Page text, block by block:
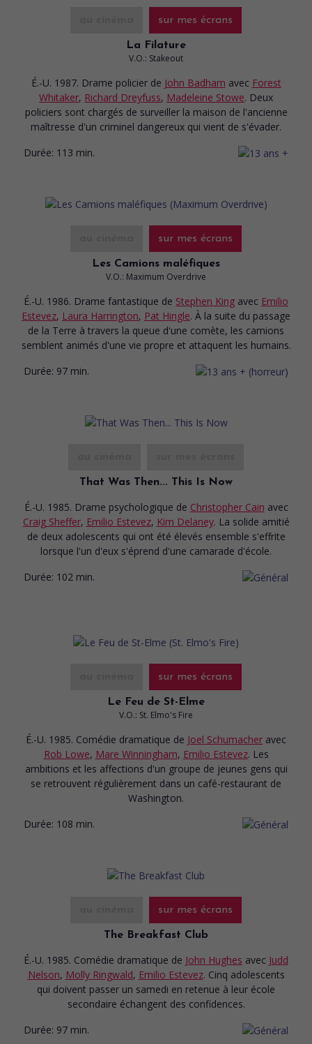
sur mes écrans
La Filature
V.O.: Stakeout
É.-U. 1987. Drame policier de John Badham avec Forest
Whitaker, Richard Dreyfuss, Madeleine Stowe. Deux
policiers sont chargés de surveiller la maison de l'ancienne
maîtresse d'un criminel dangereux qui vient de s'évader.
Durée: 113 min.
sur mes écrans
Les Camions maléfiques
V.O.: Maximum Overdrive
É.-U. 1986. Drame fantastique de Stephen King avec Emilio
Estevez, Laura Harrington, Pat Hingle. À la suite du passage
de la Terre à travers la queue d'une comète, les camions
semblent animés d'une vie propre et attaquent les humains.
Durée: 97 min.
That Was Then... This Is Now
É.-U. 1985. Drame psychologique de Christopher Cain avec
Craig Sheffer, Emilio Estevez, Kim Delaney. La solide amitié
de deux adolescents qui ont été élevés ensemble s'effrite
lorsque l'un d'eux s'éprend d'une camarade d'école.
Durée: 102 min.
sur mes écrans
Le Feu de St-Elme
V.O.: St. Elmo's Fire
É.-U. 1985. Comédie dramatique de Joel Schumacher avec
Rob Lowe, Mare Winningham, Emilio Estevez. Les
ambitions et les affections d'un groupe de jeunes gens qui
se retrouvent régulièrement dans un café-restaurant de
Washington.
Durée: 108 min.
sur mes écrans
The Breakfast Club
É.-U. 1985. Comédie dramatique de John Hughes avec Judd
Nelson, Molly Ringwald, Emilio Estevez. Cinq adolescents
qui doivent passer un samedi en retenue à leur école
secondaire échangent des confidences.
Durée: 97 min.